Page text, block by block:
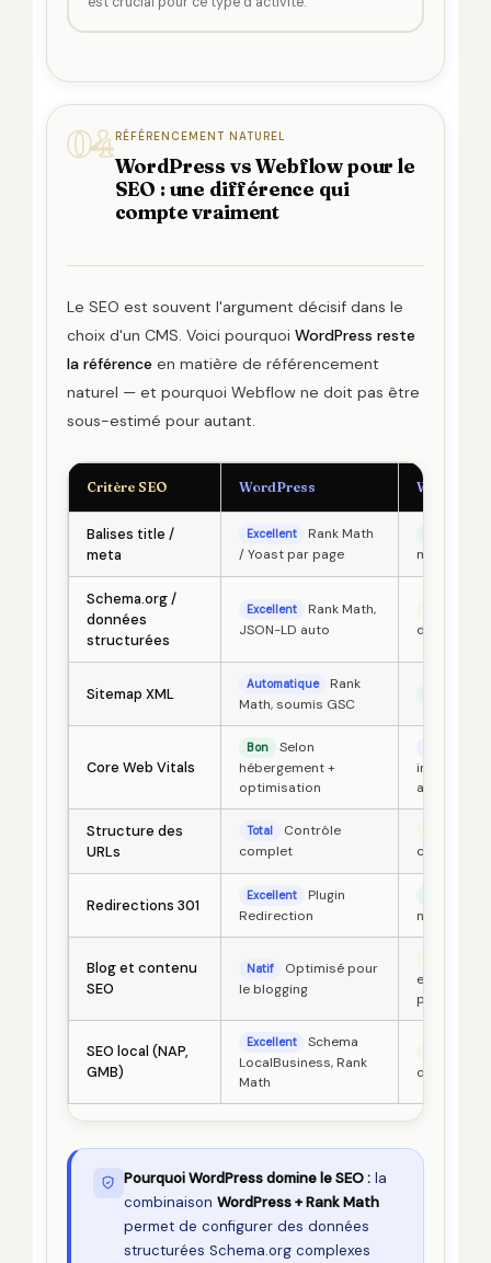
04RÉFÉRENCEMENT NATUREL
WordPress vs Webflow pour le
SEO : une différence qui
compte vraiment
Le SEO est souvent l'argument décisif dans le
choix d'un CMS. Voici pourquoi WordPress reste
la référenceen matière de référencement
naturel — et pourquoi Webflow ne doit pas être
sous-estimé pour autant.
Critère SEO WordPress Webflow
Balises title /
meta
Excellent
Rank Math
/ Yoast par page
moins
Schema.org /
données
structurées
Excellent
Rank Math,
JSON-LD auto
Sitemap XML
Automatique
Rank
Math, soumis GSC
Core Web Vitals
Bon
Selon
hébergement +
optimisation
intégré,
auto
Structure des
URLs
Total
Contrôle
complet
contraintes
Redirections 301
Excellent
Plugin
Redirection
native
Blog et contenu
SEO
Natif
Optimisé pour
le blogging
existant
puissant
SEO local (NAP,
GMB)
Excellent
Schema
LocalBusiness, Rank
Math
de plugin
Pourquoi WordPress domine le SEO :la
combinaison WordPress + Rank Math
permet de configurer des données
structurées Schema.org complexes